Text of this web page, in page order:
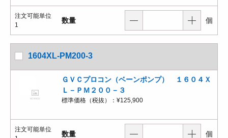
注文可能単位
1
数量 個
1604XL-PM200-3
ＧＶＣプロコン（ベーンポンプ） １６０４Ｘ
Ｌ－ＰＭ２００－３
標準価格（税抜）： ¥125,900
注文可能単位
数量 個